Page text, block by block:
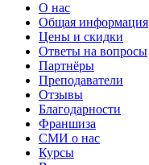
О нас
Общая информация
Цены и скидки
Ответы на вопросы
Партнёры
Преподаватели
Отзывы
Благодарности
Франшиза
СМИ о нас
Курсы